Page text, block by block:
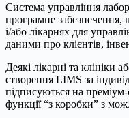
Система управління
програмне забезпечення,
і/або лікарнях для
даними про клієнтів,
Деякі лікарні та клініки
створення LIMS за
підписуються на
функції “з коробки” з